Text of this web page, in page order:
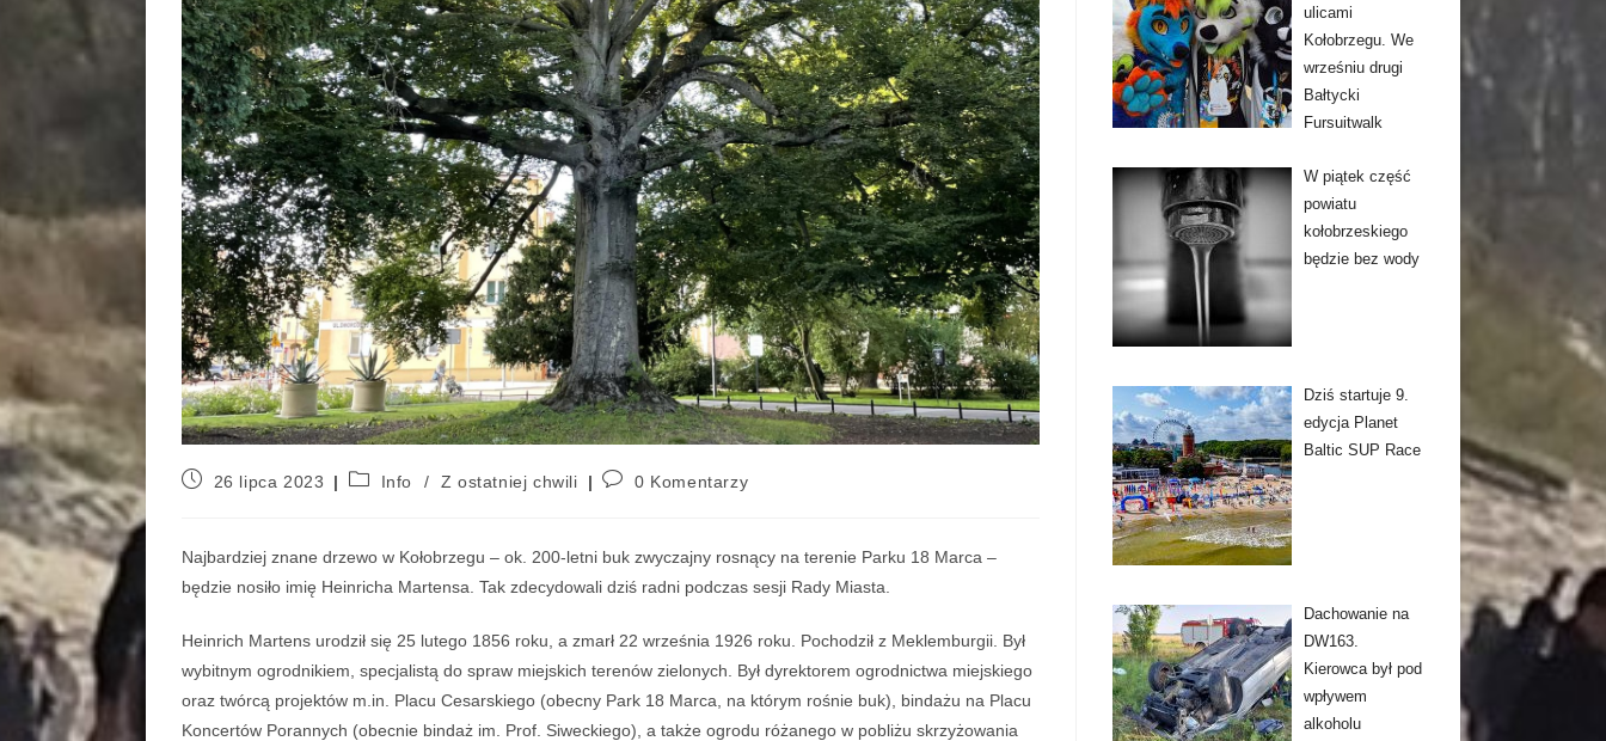
26 lipca 2023 Info / Z ostatniej chwili 0 Komentarzy
Najbardziej znane drzewo w Kołobrzegu – ok. 200-letni buk zwyczajny rosnący na terenie Parku 18 Marca –
będzie nosiło imię Heinricha Martensa. Tak zdecydowali dziś radni podczas sesji Rady Miasta.
Heinrich Martens urodził się 25 lutego 1856 roku, a zmarł 22 września 1926 roku. Pochodził z Meklemburgii. Był
wybitnym ogrodnikiem, specjalistą do spraw miejskich terenów zielonych. Był dyrektorem ogrodnictwa miejskiego
oraz twórcą projektów m.in. Placu Cesarskiego (obecny Park 18 Marca, na którym rośnie buk), bindażu na Placu
Koncertów Porannych (obecnie bindaż im. Prof. Siweckiego), a także ogrodu różanego w pobliżu skrzyżowania
ulicami
Kołobrzegu. We
wrześniu drugi
Bałtycki
Fursuitwalk
W piątek część
powiatu
kołobrzeskiego
będzie bez wody
Dziś startuje 9.
edycja Planet
Baltic SUP Race
Dachowanie na
DW163.
Kierowca był pod
wpływem
alkoholu